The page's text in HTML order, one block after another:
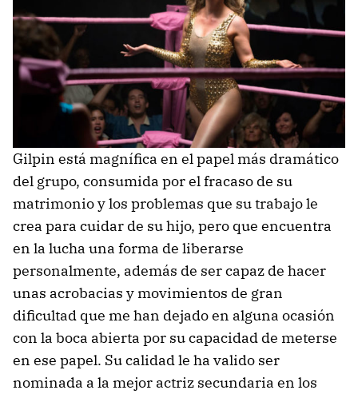
Gilpin está magnífica en el papel más dramático
del grupo, consumida por el fracaso de su
matrimonio y los problemas que su trabajo le
crea para cuidar de su hijo, pero que encuentra
en la lucha una forma de liberarse
personalmente, además de ser capaz de hacer
unas acrobacias y movimientos de gran
dificultad que me han dejado en alguna ocasión
con la boca abierta por su capacidad de meterse
en ese papel. Su calidad le ha valido ser
nominada a la mejor actriz secundaria en los